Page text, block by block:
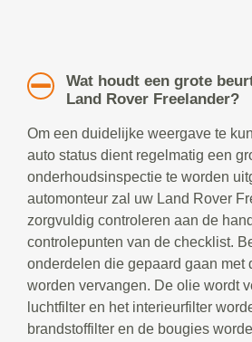
Wat houdt een grote
Land Rover Freelander?
Om een duidelijke weergave te
auto status dient regelmatig een
onderhoudsinspectie te worden
automonteur zal uw Land Rover
zorgvuldig controleren aan de
controlepunten van de checklist.
onderdelen die gepaard gaan met
worden vervangen. De olie wordt
luchtfilter en het interieurfilter
brandstoffilter en de bougies